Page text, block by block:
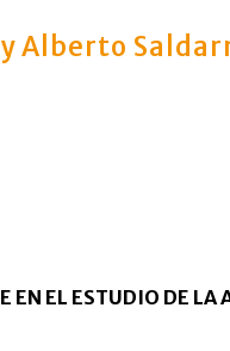
Alberto
EN EL ESTUDIO DE